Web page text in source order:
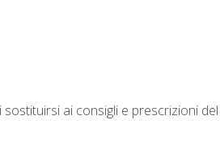
ai consigli e prescrizioni